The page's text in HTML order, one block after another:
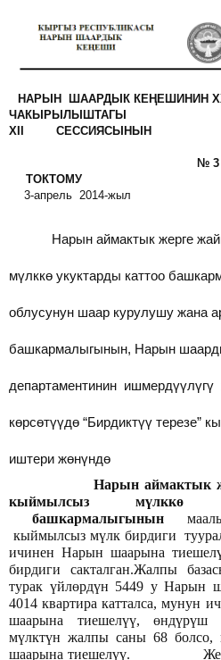
НАРЫН ШААРДЫК КЕҢЕШИНИН
ЧАКЫРЫЛЫШТАГЫ
XII СЕССИЯСЫНЫН
№ 3
3-апрель
Нарын
Нарын аймактык жерге
мүлккө укуктарды каттоо
облусунун шаар курулушу жана
башкармалыгынын, Нарын
департаментинин
көрсөтүүдө “Бирдиктүү терезе”
иштери жөнүндө
Нарын аймактык
кыймылсыз мүлккө
башкармалыгынын
кыймылсыз мүлк бирдиги
ичинен Нарын шаарына
бирдиги сакталган.Жалпы
турак үйлөрдүн 5449 у Нарын
4014 квартира катталса, мунун
шаарына тиешелүү, өндүрүш
мүлктүн жалпы саны 68
шаарына тиешелүү. Жер